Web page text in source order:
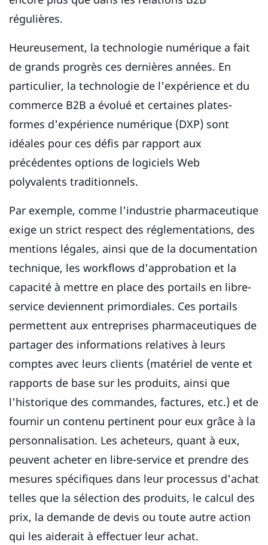
régulières.
Heureusement, la technologie numérique a fait
de grands progrès ces dernières années. En
particulier, la technologie de l'expérience et du
commerce B2B a évolué et certaines plates-
formes d'expérience numérique (DXP) sont
idéales pour ces défis par rapport aux
précédentes options de logiciels Web
polyvalents traditionnels.
Par exemple, comme l'industrie pharmaceutique
exige un strict respect des réglementations, des
mentions légales, ainsi que de la documentation
technique, les workflows d'approbation et la
capacité à mettre en place des portails en libre-
service deviennent primordiales. Ces portails
permettent aux entreprises pharmaceutiques de
partager des informations relatives à leurs
comptes avec leurs clients (matériel de vente et
rapports de base sur les produits, ainsi que
l'historique des commandes, factures, etc.) et de
fournir un contenu pertinent pour eux grâce à la
personnalisation. Les acheteurs, quant à eux,
peuvent acheter en libre-service et prendre des
mesures spécifiques dans leur processus d'achat
telles que la sélection des produits, le calcul des
prix, la demande de devis ou toute autre action
qui les aiderait à effectuer leur achat.